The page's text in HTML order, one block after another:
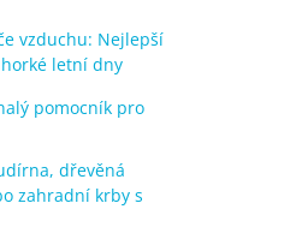
vzduchu: Nejlepší
letní dny
pomocník pro
dřevěná
zahradní krby s